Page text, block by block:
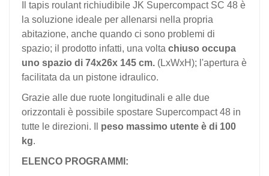
Il tapis roulant richiudibile JK Supercompact SC 48 è
la soluzione ideale per allenarsi nella propria
abitazione, anche quando ci sono problemi di
spazio; il prodotto infatti, una volta chiuso occupa
uno spazio di 74x26x 145 cm. (LxWxH); l'apertura è
facilitata da un pistone idraulico.
Grazie alle due ruote longitudinali e alle due
orizzontali è possibile spostare Supercompact 48 in
tutte le direzioni. Il
peso massimo utente è di 100
kg.
ELENCO PROGRAMMI: